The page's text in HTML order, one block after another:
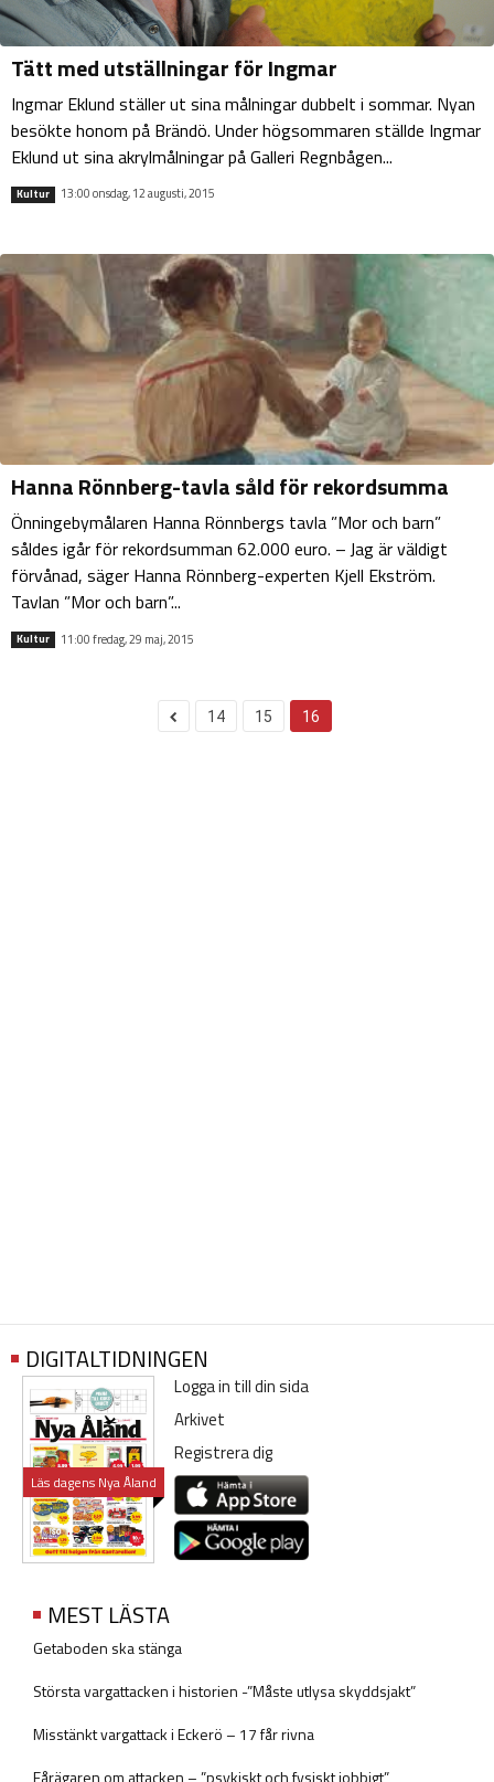
Tätt med utställningar för Ingmar
Ingmar Eklund ställer ut sina målningar dubbelt i sommar. Nyan
besökte honom på Brändö. Under högsommaren ställde Ingmar
Eklund ut sina akrylmålningar på Galleri Regnbågen...
Kultur 13:00 onsdag, 12 augusti, 2015
Hanna Rönnberg-tavla såld för rekordsumma
Önningebymålaren Hanna Rönnbergs tavla ”Mor och barn”
såldes igår för rekordsumman 62.000 euro. – Jag är väldigt
förvånad, säger Hanna Rönnberg-experten Kjell Ekström.
Tavlan ”Mor och barn”...
Kultur 11:00 fredag, 29 maj, 2015
14 15 16
DIGITALTIDNINGEN
Läs dagens Nya Åland
Logga in till din sida
Arkivet
Registrera dig
MEST LÄSTA
Getaboden ska stänga
Största vargattacken i historien -”Måste utlysa skyddsjakt”
Misstänkt vargattack i Eckerö – 17 får rivna
Fårägaren om attacken – ”psykiskt och fysiskt jobbigt”